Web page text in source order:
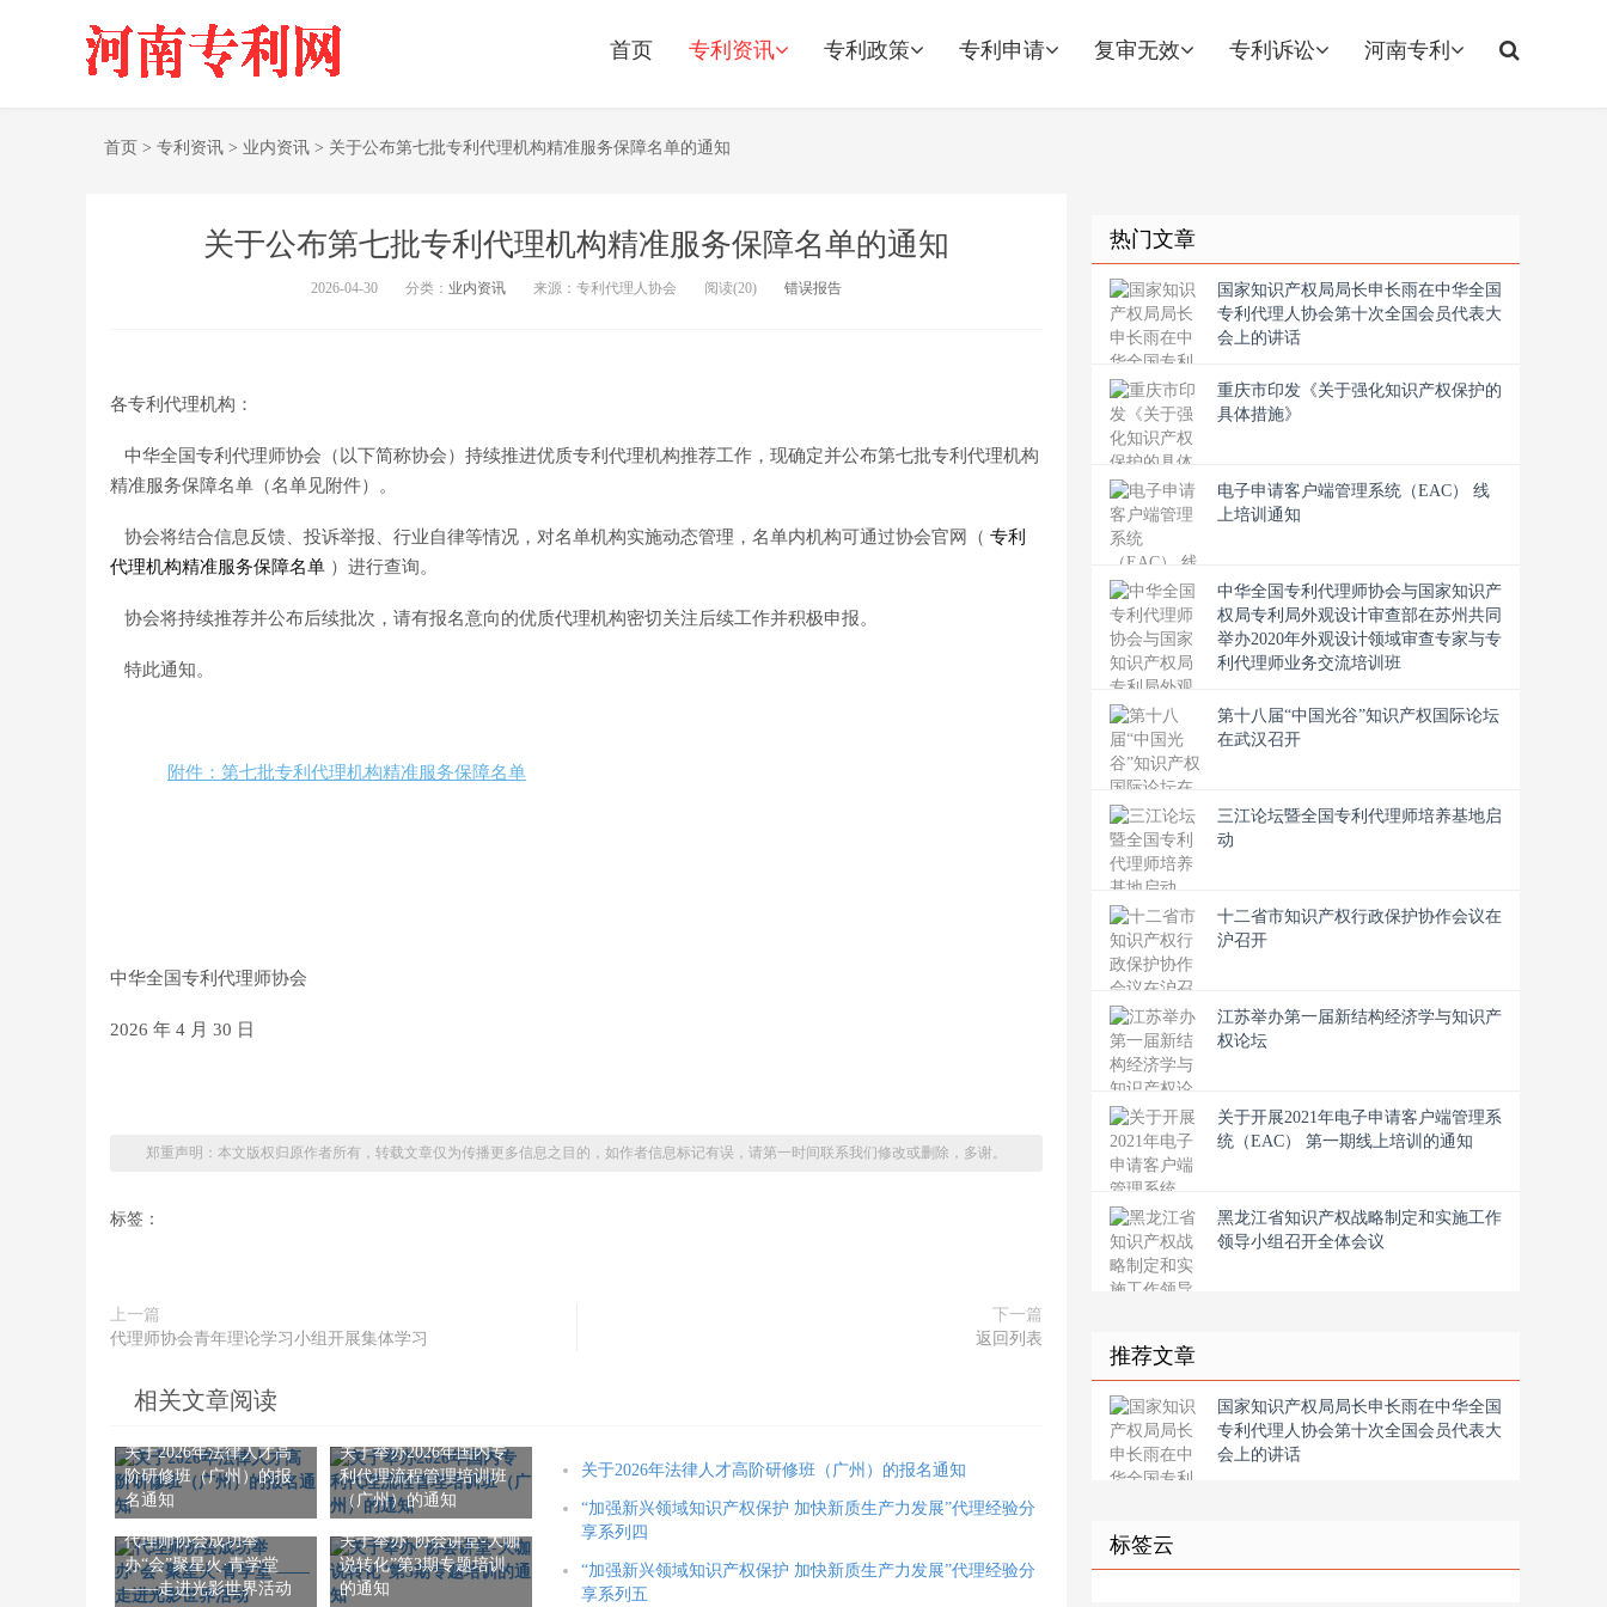
首页 专利资讯 专利政策 专利申请 复审无效 专利诉讼 河南专利
首页 > 专利资讯 > 业内资讯 > 关于公布第七批专利代理机构精准服务保障名单的通知
关于公布第七批专利代理机构精准服务保障名单的通知
2026-04-30 分类： 业内资讯 来源：专利代理人协会 阅读(20) 错误报告
各专利代理机构：
中华全国专利代理师协会（以下简称协会）持续推进优质专利代理机构推荐工作，现确定并公布第七批专利代理机构
精准服务保障名单（名单见附件）。
协会将结合信息反馈、投诉举报、行业自律等情况，对名单机构实施动态管理，名单内机构可通过协会官网（ 专利
代理机构精准服务保障名单 ）进行查询。
协会将持续推荐并公布后续批次，请有报名意向的优质代理机构密切关注后续工作并积极申报。
特此通知。
附件：第七批专利代理机构精准服务保障名单
中华全国专利代理师协会
2026 年 4 月 30 日
郑重声明：本文版权归原作者所有，转载文章仅为传播更多信息之目的，如作者信息标记有误，请第一时间联系我们修改或删除，多谢。
标签：
上一篇
代理师协会青年理论学习小组开展集体学习
下一篇
返回列表
相关文章阅读
关于2026年法律人才高
阶研修班（广州）的报
名通知
关于举办2026年国内专
利代理流程管理培训班
（广州）的通知
代理师协会成功举
办“会”聚星火·青学堂
——走进光影世界活动
关于举办“协会讲堂-大咖
说转化”第3期专题培训
的通知
关于2026年法律人才高阶研修班（广州）的报名通知
“加强新兴领域知识产权保护 加快新质生产力发展”代理经验分
享系列四
“加强新兴领域知识产权保护 加快新质生产力发展”代理经验分
享系列五
热门文章
国家知识产权局局长申长雨在中华全国
专利代理人协会第十次全国会员代表大
会上的讲话
重庆市印发《关于强化知识产权保护的
具体措施》
电子申请客户端管理系统（EAC） 线
上培训通知
中华全国专利代理师协会与国家知识产
权局专利局外观设计审查部在苏州共同
举办2020年外观设计领域审查专家与专
利代理师业务交流培训班
第十八届“中国光谷”知识产权国际论坛
在武汉召开
三江论坛暨全国专利代理师培养基地启
动
十二省市知识产权行政保护协作会议在
沪召开
江苏举办第一届新结构经济学与知识产
权论坛
关于开展2021年电子申请客户端管理系
统（EAC） 第一期线上培训的通知
黑龙江省知识产权战略制定和实施工作
领导小组召开全体会议
推荐文章
国家知识产权局局长申长雨在中华全国
专利代理人协会第十次全国会员代表大
会上的讲话
标签云